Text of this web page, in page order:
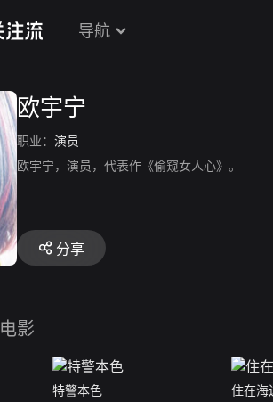
导航
欧宇宁
职业： 演员
欧宇宁，演员，代表作《偷窥女人心》。
分享
电影
特警本色
住在海